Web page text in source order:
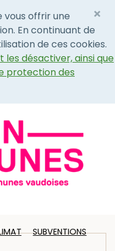
vous offrir une
En continuant de
de ces cookies.
les désactiver, ainsi que
protection des
×
SUBVENTIONS